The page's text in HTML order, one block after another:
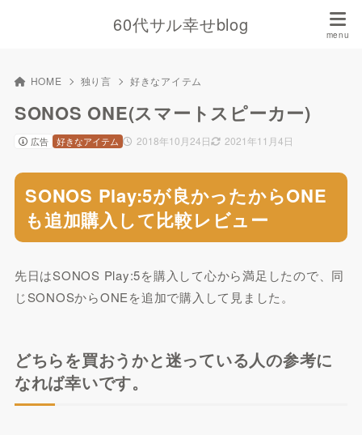
60代サル幸せblog
HOME 独り言 好きなアイテム
SONOS ONE(スマートスピーカー)
広告 2018年10月24日 2021年11月4日
好きなアイテム
SONOS Play:5が良かったからONE
も追加購入して比較レビュー
先日はSONOS Play:5を購入して心から満足したので、同
じSONOSからONEを追加で購入して見ました。
どちらを買おうかと迷っている人の参考に
なれば幸いです。